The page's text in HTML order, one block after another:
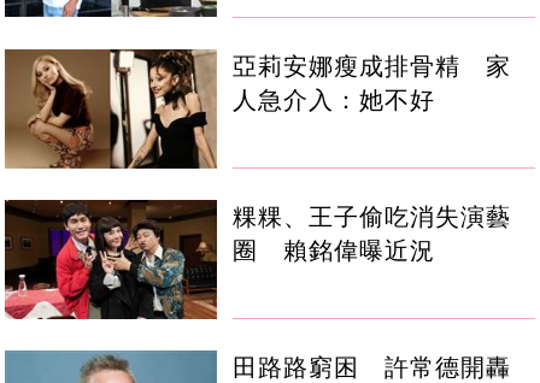
亞莉安娜瘦成排骨精 家
人急介入：她不好
粿粿、王子偷吃消失演藝
圈 賴銘偉曝近況
田路路窮困 許常德開轟